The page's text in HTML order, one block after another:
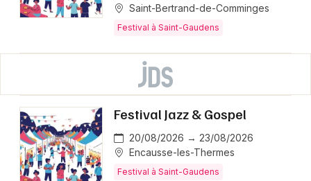
Saint-Bertrand-de-Comminges
Festival à Saint-Gaudens
Festival Jazz & Gospel
20/08/2026 → 23/08/2026
Encausse-les-Thermes
Festival à Saint-Gaudens